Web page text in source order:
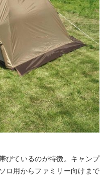
びているのが特徴。キャンプ
ロ用からファミリー向けまで